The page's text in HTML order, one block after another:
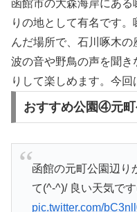
函館市の大森海岸にあ
りの地として有名です
んだ場所で、石川啄木の
波の音や野鳥の声を聞き
りして楽しめます。今回
おすすめ公園④元町
函館の元町公園辺り
て(^-^)/ 良い天気で
pic.twitter.com/